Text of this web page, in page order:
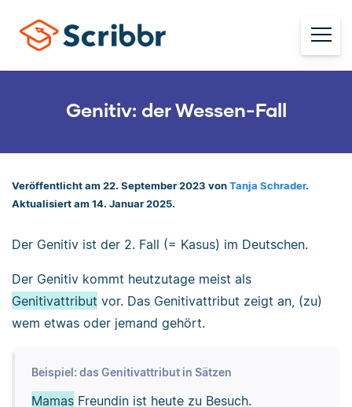
Genitiv: der Wessen-Fall
Veröffentlicht am 22. September 2023 von Tanja Schrader.
Aktualisiert am 14. Januar 2025.
Der Genitiv ist der 2. Fall (= Kasus) im Deutschen.
Der Genitiv kommt heutzutage meist als
Genitivattribut vor. Das Genitivattribut zeigt an, (zu)
wem etwas oder jemand gehört.
Beispiel: das Genitivattribut in Sätzen
MamasFreundin ist heute zu Besuch.